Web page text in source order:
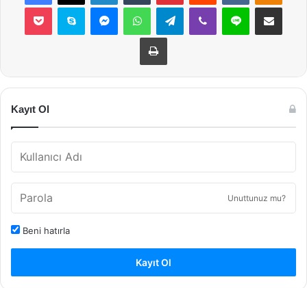
Pocket Skype MessengerWhatsAppTelegramViber Line E-Posta ile
Yazdır
Kayıt Ol
Unuttunuz mu?
Beni hatırla
Kayıt Ol